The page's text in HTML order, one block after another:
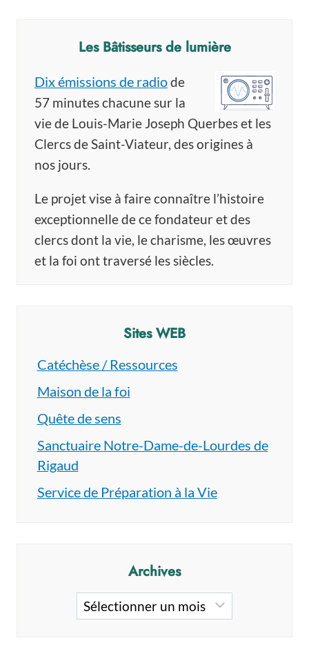
Les Bâtisseurs de lumière
Dix émissions de radiode
57 minutes chacune sur la
vie de Louis-Marie Joseph Querbes et les
Clercs de Saint-Viateur, des origines à
nos jours.
Le projet vise à faire connaître l’histoire
exceptionnelle de ce fondateur et des
clercs dont la vie, le charisme, les œuvres
et la foi ont traversé les siècles.
Sites WEB
Catéchèse / Ressources
Maison de la foi
Quête de sens
Sanctuaire Notre-Dame-de-Lourdes de
Rigaud
Service de Préparation à la Vie
Archives
Archives